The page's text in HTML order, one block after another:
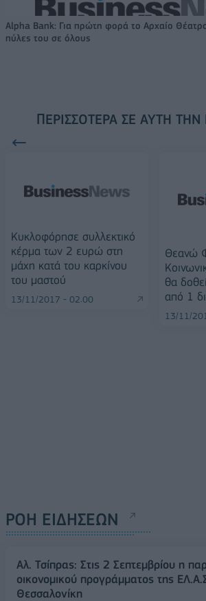
Alpha Bank: Για πρώτη φορά το Αρχαίο
πύλες του σε όλους
ΠΕΡΙΣΣΌΤΕΡΑ ΣΕ ΑΥΤΉ ΤΗΝ
Κυκλοφόρησε συλλεκτικό
κέρμα των 2 ευρώ στη
μάχη κατά του καρκίνου
του μαστού
13/11/2017 - 02:00
Θεανώ
θα
από 1
13/11/
ΡΟΗ ΕΙΔΗΣΕΩΝ
Αλ. Τσίπρας: Στις 2 Σεπτεμβρίου η
οικονομικού προγράμματος της
Θεσσαλονίκη